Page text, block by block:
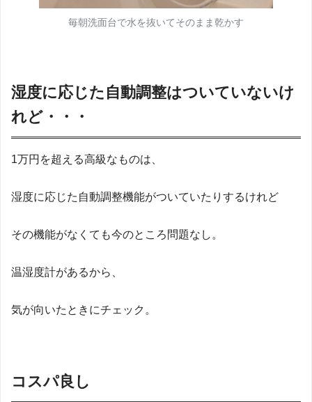
毎朝洗面台で水を抜いてそのまま乾かす
湿度に応じた自動調整はついていないけ
れど・・・
1万円を超える高級なものは、
湿度に応じた自動調整機能がついていたりするけれど
その機能がなくても今のところ問題なし。
温湿度計があるから、
気が向いたときにチェック。
コスパ良し